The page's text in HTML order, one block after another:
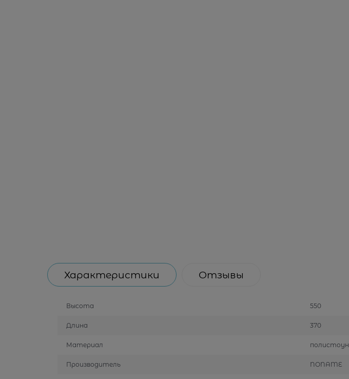
Характеристики Отзывы
Высота 550
Длина 370
Материал полистоун
Производитель NONAME